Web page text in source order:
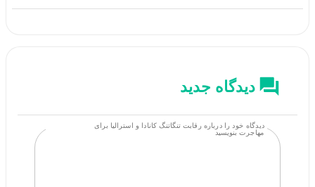
دیدگاه جدید
دیدگاه خود را درباره رقابت تنگاتنگ کانادا و استرالیا برای
مهاجرت بنویسید